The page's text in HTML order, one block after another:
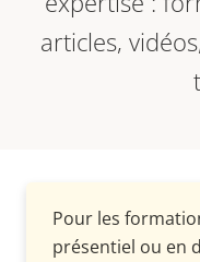
articles,
Pour les
présentiel ou en